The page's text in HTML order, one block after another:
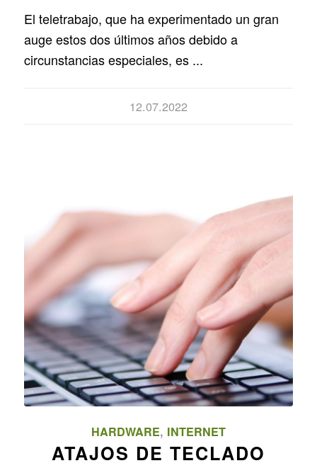
El teletrabajo, que ha experimentado un gran
auge estos dos últimos años debido a
circunstancias especiales, es ...
12.07.2022
HARDWARE, INTERNET
ATAJOS DE TECLADO